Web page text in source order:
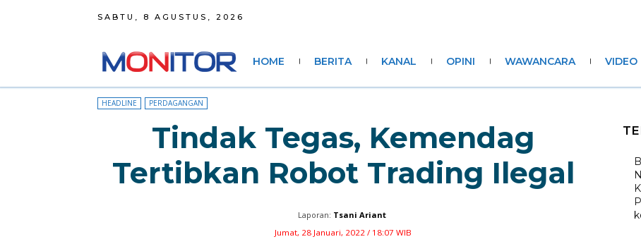
SABTU, 8 AGUSTUS, 2026
HOME BERITA KANAL OPINI WAWANCARA VIDEO
HEADLINE PERDAGANGAN
Tindak Tegas, Kemendag
Tertibkan Robot Trading Ilegal
Laporan: Tsani Ariant
Jumat, 28 Januari, 2022 / 18:07 WIB